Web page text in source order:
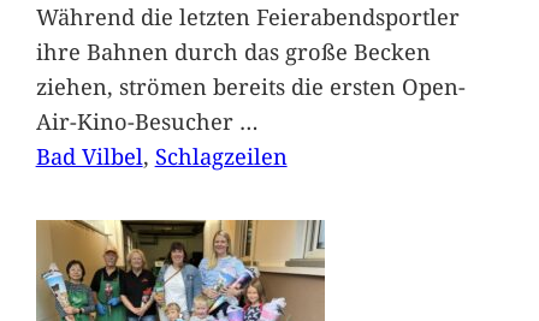
Während die letzten Feierabendsportler
ihre Bahnen durch das große Becken
ziehen, strömen bereits die ersten Open-
Air-Kino-Besucher …
Bad Vilbel, Schlagzeilen